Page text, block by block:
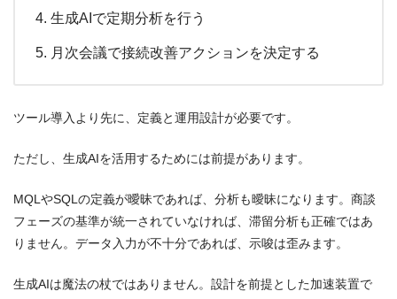
生成AIで定期分析を行う
月次会議で接続改善アクションを決定する
ツール導入より先に、定義と運用設計が必要です。
ただし、生成AIを活用するためには前提があります。
MQLやSQLの定義が曖昧であれば、分析も曖昧になります。商談
フェーズの基準が統一されていなければ、滞留分析も正確ではあ
りません。データ入力が不十分であれば、示唆は歪みます。
生成AIは魔法の杖ではありません。設計を前提とした加速装置で